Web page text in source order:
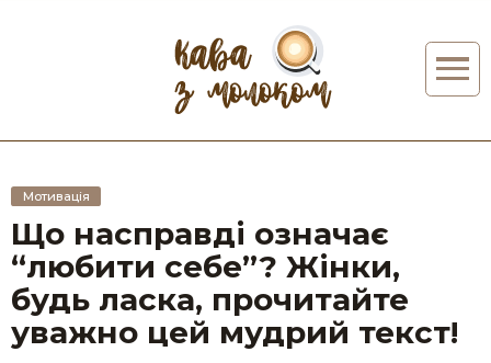
Мотивація
Що насправді означає
“любити себе”? Жінки,
будь ласка, прочитайте
уважно цей мудрий текст!